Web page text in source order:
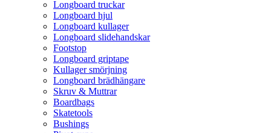
Longboard truckar
Longboard hjul
Longboard kullager
Longboard slidehandskar
Footstop
Longboard griptape
Kullager smörjning
Longboard brädhängare
Skruv & Muttrar
Boardbags
Skatetools
Bushings